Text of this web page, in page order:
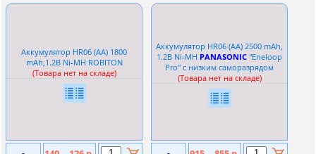
Аккумулятор HR06 (АА) 1800
mAh,1.2В Ni-MH ROBITON
(Товара нет на складе)
Аккумулятор HR06 (АА) 2500 mAh,
1.2В Ni-MH PANASONIC ''Eneloop
Pro'' с низким саморазрядом
(Товара нет на складе)